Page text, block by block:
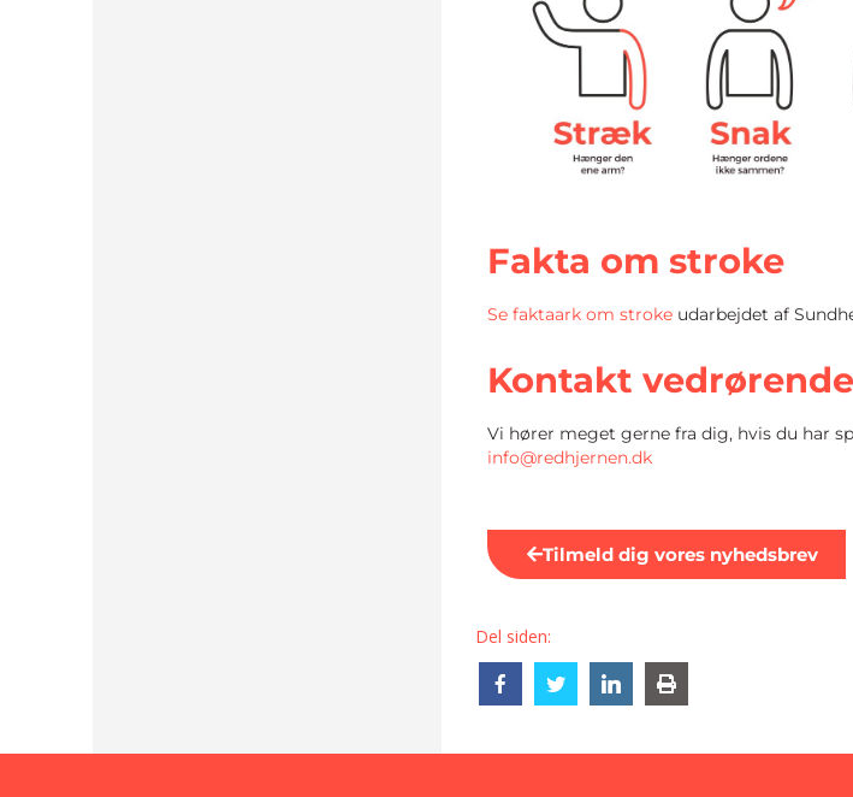
Fakta om stroke
Se faktaark om stroke udarbejdet af
Kontakt
Vi hører meget gerne fra dig, hvis du har
info@redhjernen.dk
Tilmeld dig vores nyhedsbrev
Del siden:
Share Share Share